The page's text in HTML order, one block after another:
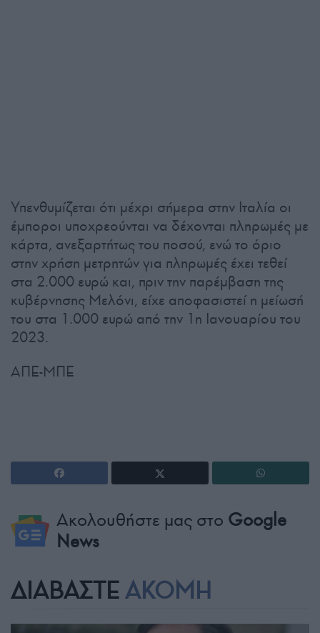
Υπενθυμίζεται ότι μέχρι σήμερα στην Ιταλία οι
έμποροι υποχρεούνται να δέχονται πληρωμές με
κάρτα, ανεξαρτήτως του ποσού, ενώ το όριο
στην χρήση μετρητών για πληρωμές έχει τεθεί
στα 2.000 ευρώ και, πριν την παρέμβαση της
κυβέρνησης Μελόνι, είχε αποφασιστεί η μείωσή
του στα 1.000 ευρώ από την 1η Ιανουαρίου του
2023.
ΑΠΕ-ΜΠΕ
Ακολουθήστε μας στο Google
News
ΔΙΑΒΑΣΤΕ ΑΚΟΜΗ